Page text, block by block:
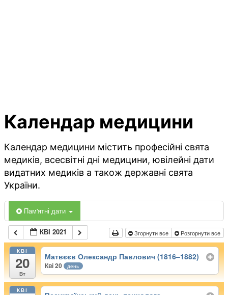
Календар медицини
Календар медицини містить професійні свята
медиків, всесвітні дні медицини, ювілейні дати
видатних медиків а також державні свята
України.
Пам'ятні дати
КВІ 2021 Згорнути все Розгорнути все
КВІ
20
Вт
Матвєєв Олександр Павлович (1816–1882)
Кві 20 день
КВІ